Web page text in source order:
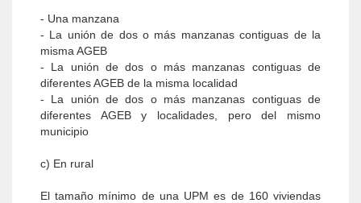
- Una manzana
- La unión de dos o más manzanas contiguas de la
misma AGEB
- La unión de dos o más manzanas contiguas de
diferentes AGEB de la misma localidad
- La unión de dos o más manzanas contiguas de
diferentes AGEB y localidades, pero del mismo
municipio
c) En rural
El tamaño mínimo de una UPM es de 160 viviendas